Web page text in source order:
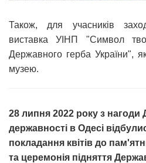
Також, для учасників
виставка УІНП "Символ
Державного герба України",
музею.
28 липня 2022 року з нагоди
державності в Одесі
покладання квітів до
та церемонія підняття